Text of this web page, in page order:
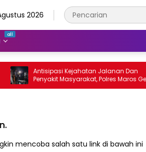
2026
Antisipasi Kejahatan Jalanan Dan
Penyakit Masyarakat, Polres Maros Gelar
Razia Operasi Cipta Kondusif
mencoba salah satu link di bawah ini